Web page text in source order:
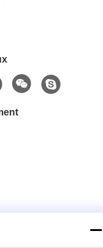
ville de Jiujiang,
du Guangdong,